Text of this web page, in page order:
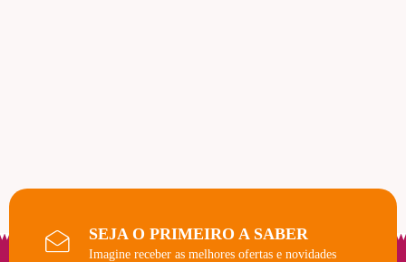
SEJA O PRIMEIRO A SABER
Imagine receber as melhores ofertas e novidades